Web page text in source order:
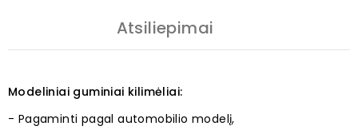
Atsiliepimai
Modeliniai guminiai kilimėliai:
- Pagaminti pagal automobilio modelį,